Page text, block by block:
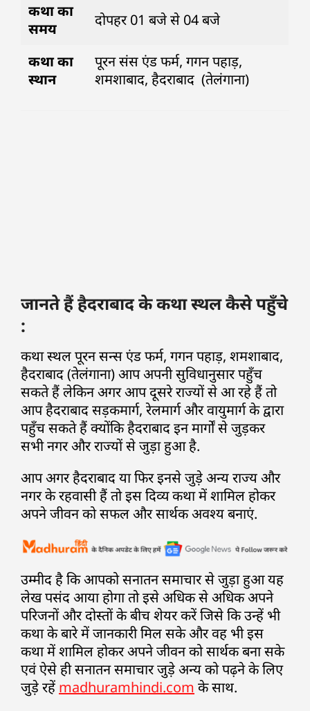
कथा का
समय
दोपहर 01 बजे से 04 बजे
कथा का
स्थान
पूरन संस एंड फर्म, गगन पहाड़,
शमशाबाद, हैदराबाद (तेलंगाना)
जानते हैं हैदराबाद के कथा स्थल कैसे पहुँचे
:
कथा स्थल पूरन सन्स एंड फर्म, गगन पहाड़, शमशाबाद,
हैदराबाद (तेलंगाना) आप अपनी सुविधानुसार पहुँच
सकते हैं लेकिन अगर आप दूसरे राज्यों से आ रहे हैं तो
आप हैदराबाद सड़कमार्ग, रेलमार्ग और वायुमार्ग के द्वारा
पहुँच सकते हैं क्योंकि हैदराबाद इन मार्गों से जुड़कर
सभी नगर और राज्यों से जुड़ा हुआ है.
आप अगर हैदराबाद या फिर इनसे जुड़े अन्य राज्य और
नगर के रहवासी हैं तो इस दिव्य कथा में शामिल होकर
अपने जीवन को सफल और सार्थक अवश्य बनाएं.
उम्मीद है कि आपको सनातन समाचार से जुड़ा हुआ यह
लेख पसंद आया होगा तो इसे अधिक से अधिक अपने
परिजनों और दोस्तों के बीच शेयर करें जिसे कि उन्हें भी
कथा के बारे में जानकारी मिल सके और वह भी इस
कथा में शामिल होकर अपने जीवन को सार्थक बना सके
एवं ऐसे ही सनातन समाचार जुड़े अन्य को पढ़ने के लिए
जुड़े रहें madhuramhindi.com के साथ.